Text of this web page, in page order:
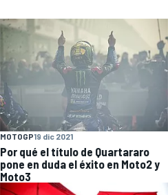
MOTOGP19 dic 2021
Por qué el título de Quartararo
pone en duda el éxito en Moto2 y
Moto3